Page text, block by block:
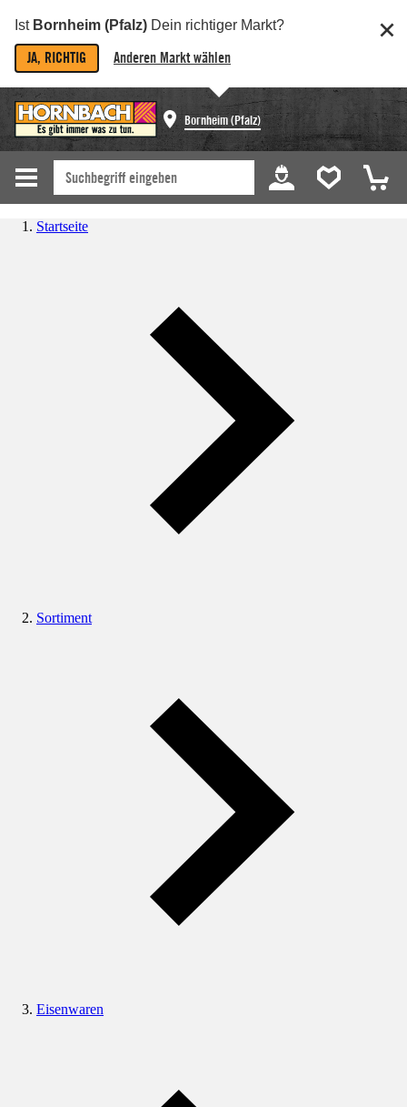
Ist Bornheim (Pfalz) Dein richtiger Markt?
JA, RICHTIG Anderen Markt wählen
Bornheim (Pfalz)
Startseite
Sortiment
Eisenwaren